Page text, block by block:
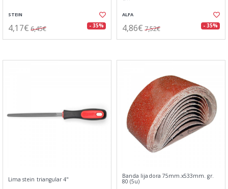
STEIN
4,17€ 6,45€ - 35%
ALFA
4,86€ 7,52€ - 35%
Lima stein triangular 4" Banda lijadora 75mm.x533mm. gr.
80 (5u)